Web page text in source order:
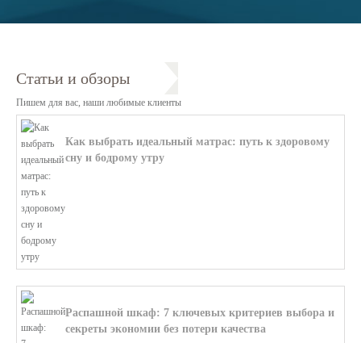
Статьи и обзоры
Пишем для вас, наши любимые клиенты
Как выбрать идеальный матрас: путь к здоровому
сну и бодрому утру
Распашной шкаф: 7 ключевых критериев выбора и
секреты экономии без потери качества